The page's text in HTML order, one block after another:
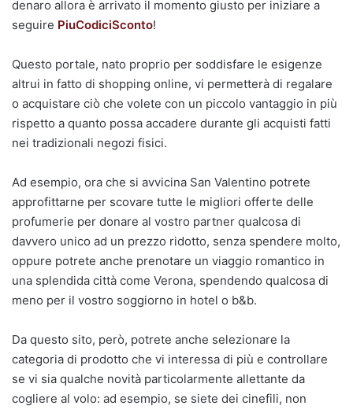
denaro allora è arrivato il momento giusto per iniziare a
seguire PiuCodiciSconto!
Questo portale, nato proprio per soddisfare le esigenze
altrui in fatto di shopping online, vi permetterà di regalare
o acquistare ciò che volete con un piccolo vantaggio in più
rispetto a quanto possa accadere durante gli acquisti fatti
nei tradizionali negozi fisici.
Ad esempio, ora che si avvicina San Valentino potrete
approfittarne per scovare tutte le migliori offerte delle
profumerie per donare al vostro partner qualcosa di
davvero unico ad un prezzo ridotto, senza spendere molto,
oppure potrete anche prenotare un viaggio romantico in
una splendida città come Verona, spendendo qualcosa di
meno per il vostro soggiorno in hotel o b&b.
Da questo sito, però, potrete anche selezionare la
categoria di prodotto che vi interessa di più e controllare
se vi sia qualche novità particolarmente allettante da
cogliere al volo: ad esempio, se siete dei cinefili, non